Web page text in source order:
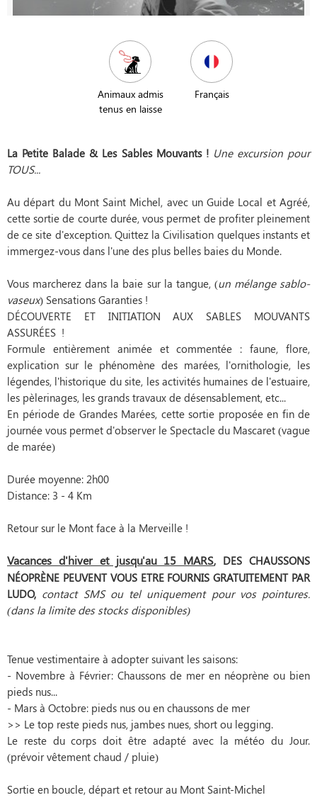
Animaux admis
tenus en laisse
Français
La Petite Balade & Les Sables Mouvants ! Une excursion pour
TOUS...
Au départ du Mont Saint Michel, avec un Guide Local et Agréé,
cette sortie de courte durée, vous permet de profiter pleinement
de ce site d'exception. Quittez la Civilisation quelques instants et
immergez-vous dans l'une des plus belles baies du Monde.
Vous marcherez dans la baie sur la tangue, (un mélange sablo-
vaseux) Sensations Garanties !
DÉCOUVERTE ET INITIATION AUX SABLES MOUVANTS
ASSURÉES !
Formule entièrement animée et commentée : faune, flore,
explication sur le phénomène des marées, l'ornithologie, les
légendes, l'historique du site, les activités humaines de l'estuaire,
les pèlerinages, les grands travaux de désensablement, etc...
En période de Grandes Marées, cette sortie proposée en fin de
journée vous permet d'observer le Spectacle du Mascaret (vague
de marée)
Durée moyenne: 2h00
Distance: 3 - 4 Km
Retour sur le Mont face à la Merveille !
Vacances d'hiver et jusqu'au 15 MARS, DES CHAUSSONS
NÉOPRÈNE PEUVENT VOUS ETRE FOURNIS GRATUITEMENT PAR
LUDO, contact SMS ou tel uniquement pour vos pointures.
(dans la limite des stocks disponibles)
Tenue vestimentaire à adopter suivant les saisons:
- Novembre à Février: Chaussons de mer en néoprène ou bien
pieds nus...
- Mars à Octobre: pieds nus ou en chaussons de mer
>> Le top reste pieds nus, jambes nues, short ou legging.
Le reste du corps doit être adapté avec la météo du Jour.
(prévoir vêtement chaud / pluie)
Sortie en boucle, départ et retour au Mont Saint-Michel